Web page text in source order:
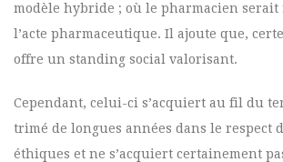
modèle hybride ; où le pharmacien
l’acte pharmaceutique. Il ajoute que,
offre un standing social valorisant.
Cependant, celui-ci s’acquiert au fil du
trimé de longues années dans le respect
éthiques et ne s’acquiert certainement